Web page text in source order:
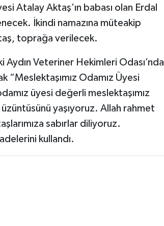
Atalay Aktaş’ın babası olan Erdal
İkindi namazına müteakip
toprağa verilecek.
Aydın Veteriner Hekimleri Odası’nda
“Meslektaşımız Odamız Üyesi
üyesi değerli meslektaşımız
yaşıyoruz. Allah rahmet
sabırlar diliyoruz.
kullandı.